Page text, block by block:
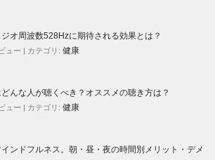
オ周波数528Hzに期待される効果とは？
ュー | カテゴリ: 健康
んな人が聴くべき？オススメの聴き方は？
ュー | カテゴリ: 健康
インドフルネス。朝・昼・夜の時間別メリット・デメ